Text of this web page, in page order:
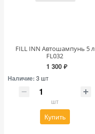
FILL INN Автошампунь 5 л
FL032
1 300 ₽
Наличие: 3 шт
шт
Купить